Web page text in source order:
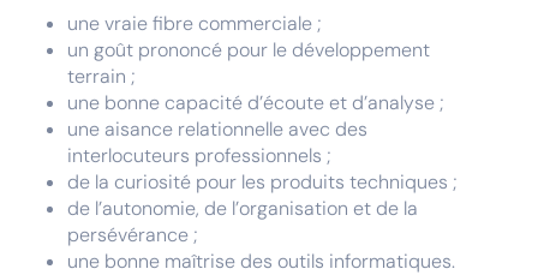
une vraie fibre commerciale ;
un goût prononcé pour le développement
terrain ;
une bonne capacité d’écoute et d’analyse ;
une aisance relationnelle avec des
interlocuteurs professionnels ;
de la curiosité pour les produits techniques ;
de l’autonomie, de l’organisation et de la
persévérance ;
une bonne maîtrise des outils informatiques.